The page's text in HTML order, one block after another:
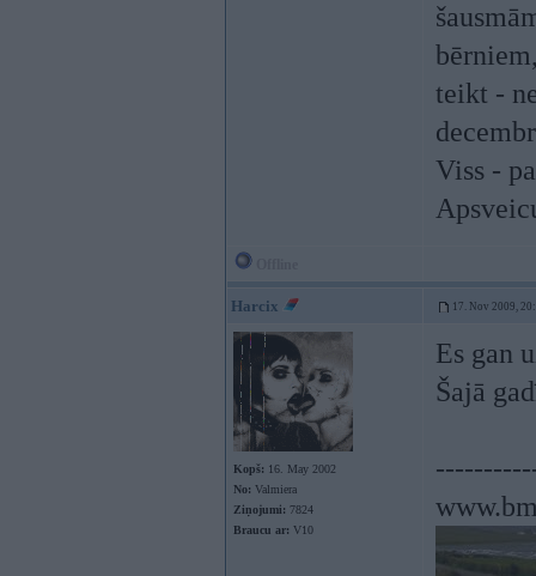
teikt -
Viss -
Harcix 17. Nov 2009,
Kopš: 16. May 2002
No: Valmiera
Ziņojumi: 7824
Braucu ar: V10
Es gan
Šajā